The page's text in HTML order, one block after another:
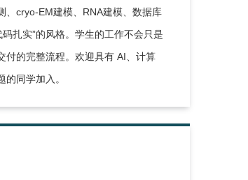
、cryo-EM建模、RNA建模、数据库
扎实”的风格。学生的工作不会只是
付的完整流程。欢迎具有 AI、计算
同学加入。